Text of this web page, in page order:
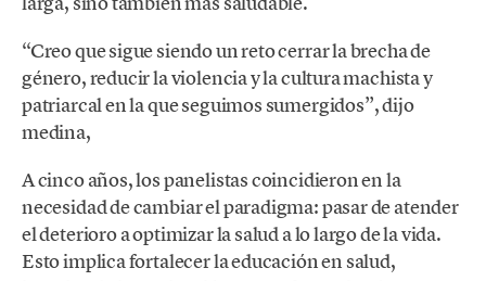
“Creo que sigue siendo un reto cerrar la brecha de
género, reducir la violencia y la cultura machista y
patriarcal en la que seguimos sumergidos”, dijo
medina,
A cinco años, los panelistas coincidieron en la
necesidad de cambiar el paradigma: pasar de atender
el deterioro a optimizar la salud a lo largo de la vida.
Esto implica fortalecer la educación en salud,